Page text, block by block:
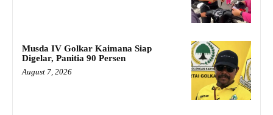
Musda IV Golkar Kaimana Siap
Digelar, Panitia 90 Persen
August 7, 2026